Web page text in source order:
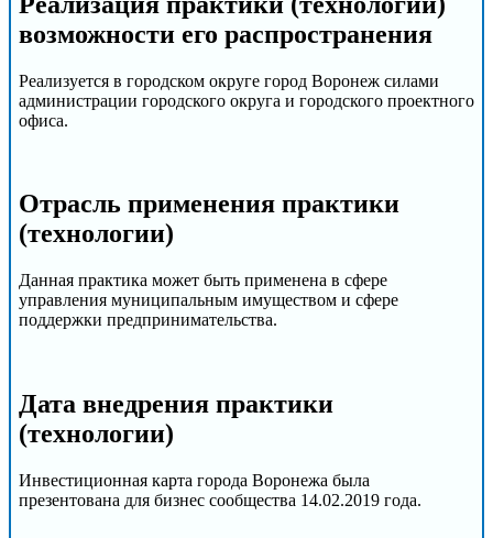
возможности его распространения
Реализуется в городском округе город Воронеж силами
администрации городского округа и городского проектного
офиса.
Отрасль применения практики
(технологии)
Данная практика может быть применена в сфере
управления муниципальным имуществом и сфере
поддержки предпринимательства.
Дата внедрения практики
(технологии)
Инвестиционная карта города Воронежа была
презентована для бизнес сообщества 14.02.2019 года.